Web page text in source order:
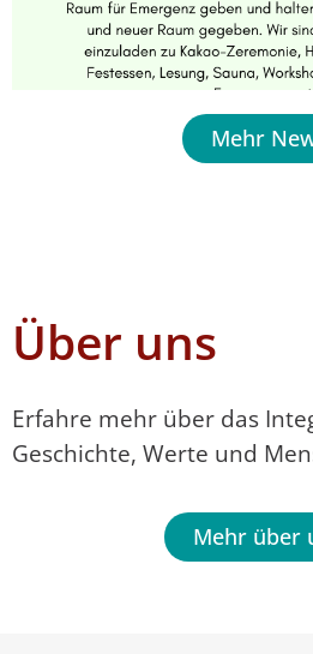
Mehr
Über uns
Erfahre mehr über das
Geschichte, Werte und
Mehr über